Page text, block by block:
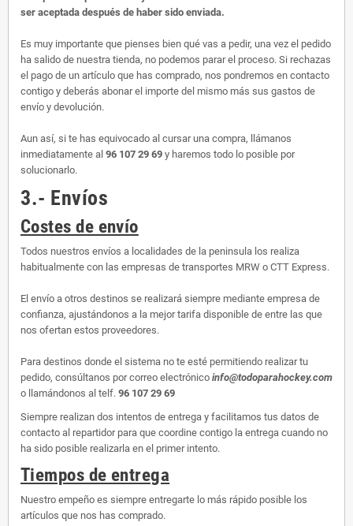
ser aceptada después de haber sido enviada.
Es muy importante que pienses bien qué vas a pedir, una vez el pedido
ha salido de nuestra tienda, no podemos parar el proceso. Si rechazas
el pago de un artículo que has comprado, nos pondremos en contacto
contigo y deberás abonar el importe del mismo más sus gastos de
envío y devolución.
Aun así, si te has equivocado al cursar una compra, llámanos
inmediatamente al 96 107 29 69 y haremos todo lo posible por
solucionarlo.
3.- Envíos
Costes de envío
Todos nuestros envíos a localidades de la peninsula los realiza
habitualmente con las empresas de transportes MRW o CTT Express.
El envío a otros destinos se realizará siempre mediante empresa de
confianza, ajustándonos a la mejor tarifa disponible de entre las que
nos ofertan estos proveedores.
Para destinos donde el sistema no te esté permitiendo realizar tu
pedido, consúltanos por correo electrónico info@todoparahockey.com
o llamándonos al telf. 96 107 29 69
Siempre realizan dos intentos de entrega y facilitamos tus datos de
contacto al repartidor para que coordine contigo la entrega cuando no
ha sido posible realizarla en el primer intento.
Tiempos de entrega
Nuestro empeño es siempre entregarte lo más rápido posible los
artículos que nos has comprado.